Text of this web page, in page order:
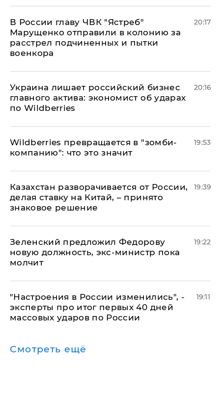
В России главу ЧВК "Ястреб"
Марущенко отправили в колонию за
расстрел подчиненных и пытки
военкора
20:17
​Украина лишает российский бизнес
главного актива: экономист об ударах
по Wildberries
20:16
Wildberries превращается в "зомби-
компанию": что это значит
19:53
Казахстан разворачивается от России,
делая ставку на Китай, – принято
знаковое решение
19:39
Зеленский предложил Федорову
новую должность, экс-министр пока
молчит
19:22
"Настроения в России изменились", -
эксперты про итог первых 40 дней
массовых ударов по России
19:11
Смотреть ещё